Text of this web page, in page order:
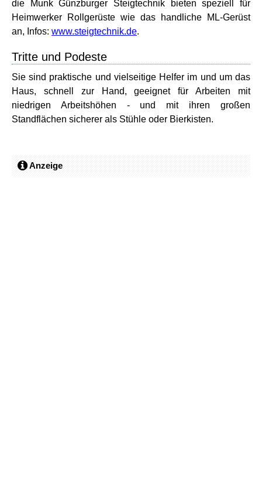
die Munk Günzburger Steigtechnik bieten speziell für
Heimwerker Rollgerüste wie das handliche ML-Gerüst
an, Infos: www.steigtechnik.de.
Tritte und Podeste
Sie sind praktische und vielseitige Helfer im und um das
Haus, schnell zur Hand, geeignet für Arbeiten mit
niedrigen Arbeitshöhen - und mit ihren großen
Standflächen sicherer als Stühle oder Bierkisten.
Anzeige